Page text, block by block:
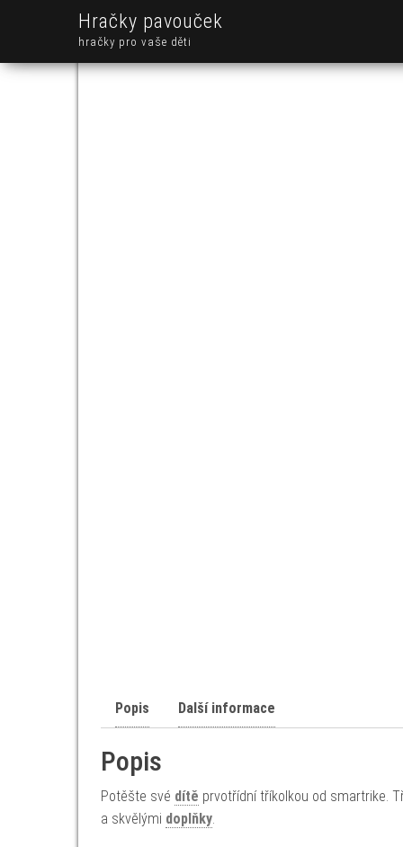
Hračky pavouček
hračky pro vaše děti
Popis Další informace
Popis
Potěšte své dítě prvotřídní tříkolkou od smartrike.
a skvělými doplňky.